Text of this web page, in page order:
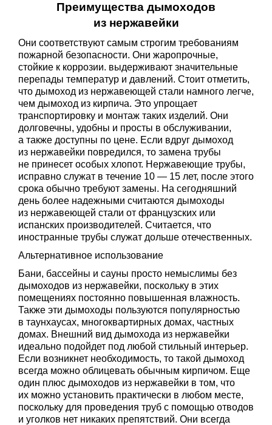
Преимущества дымоходов
из нержавейки
Они соответствуют самым строгим требованиям
пожарной безопасности. Они жаропрочные,
стойкие к коррозии. выдерживают значительные
перепады температур и давлений. Стоит отметить,
что дымоход из нержавеющей стали намного легче,
чем дымоход из кирпича. Это упрощает
транспортировку и монтаж таких изделий. Они
долговечны, удобны и просты в обслуживании,
а также доступны по цене. Если вдруг дымоход
из нержавейки повредился, то замена трубы
не принесет особых хлопот. Нержавеющие трубы,
исправно служат в течение 10 — 15 лет, после этого
срока обычно требуют замены. На сегодняшний
день более надежными считаются дымоходы
из нержавеющей стали от французских или
испанских производителей. Считается, что
иностранные трубы служат дольше отечественных.
Альтернативное использование
Бани, бассейны и сауны просто немыслимы без
дымоходов из нержавейки, поскольку в этих
помещениях постоянно повышенная влажность.
Также эти дымоходы пользуются популярностью
в таунхаусах, многоквартирных домах, частных
домах. Внешний вид дымохода из нержавейки
идеально подойдет под любой стильный интерьер.
Если возникнет необходимость, то такой дымоход
всегда можно облицевать обычным кирпичом. Еще
один плюс дымоходов из нержавейки в том, что
их можно установить практически в любом месте,
поскольку для проведения труб с помощью отводов
и уголков нет никаких препятствий. Они всегда